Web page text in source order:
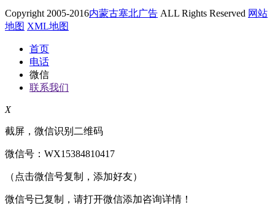
Copyright 2005-2016内蒙古塞北广告 ALL Rights Reserved 网站
地图 XML地图
首页
电话
微信
联系我们
X
截屏，微信识别二维码
微信号： WX15384810417
（点击微信号复制，添加好友）
微信号已复制，请打开微信添加咨询详情！